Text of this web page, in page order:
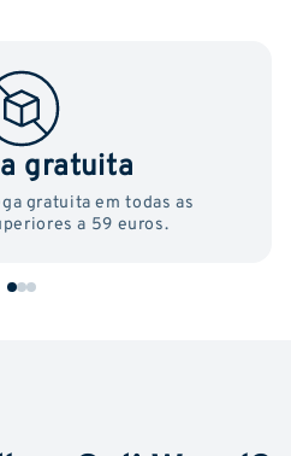
gratuita
gratuita em todas as
a 59 euros.